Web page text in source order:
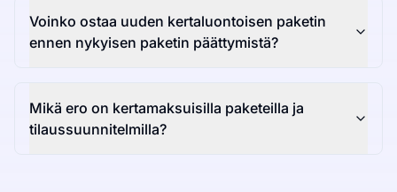
Voinko ostaa uuden kertaluontoisen paketin
ennen nykyisen paketin päättymistä?
Mikä ero on kertamaksuisilla paketeilla ja
tilaussuunnitelmilla?